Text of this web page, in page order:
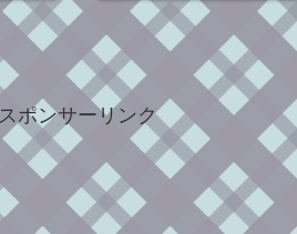
スポンサーリンク